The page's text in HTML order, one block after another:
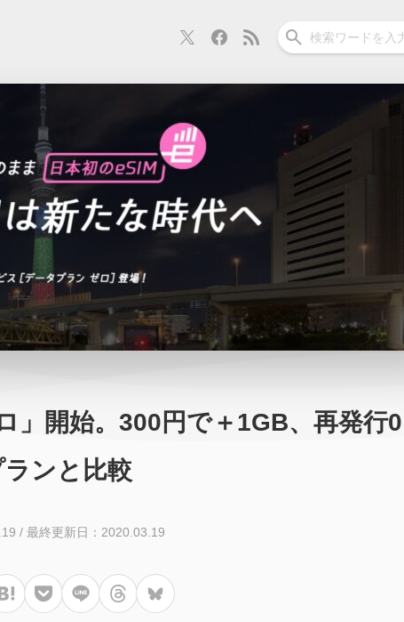
スマートホーム 車・バイク
線 iPhone iPad Mac Android コラム
開始。300円で＋1GB、再発行
ンと比較
/ 最終更新日：2020.03.19